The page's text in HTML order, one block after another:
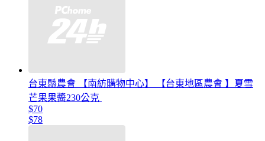
台東縣農會 【南紡購物中心】 【台東地區農會 】夏雪
芒果果醬230公克
$70
$78